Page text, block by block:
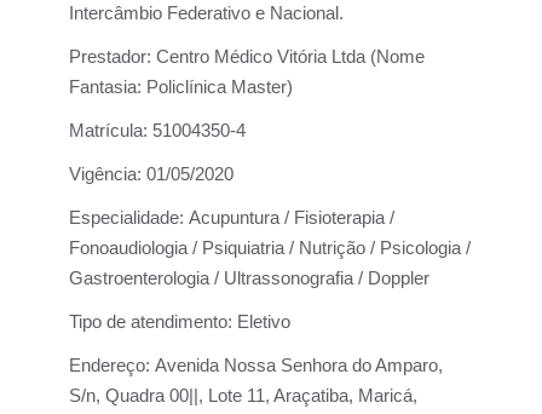
Intercâmbio Federativo e Nacional.
Prestador: Centro Médico Vitória Ltda (Nome
Fantasia: Policlínica Master)
Matrícula: 51004350-4
Vigência: 01/05/2020
Especialidade: Acupuntura / Fisioterapia /
Fonoaudiologia / Psiquiatria / Nutrição / Psicologia /
Gastroenterologia / Ultrassonografia / Doppler
Tipo de atendimento: Eletivo
Endereço: Avenida Nossa Senhora do Amparo,
S/n, Quadra 00||, Lote 11, Araçatiba, Maricá,